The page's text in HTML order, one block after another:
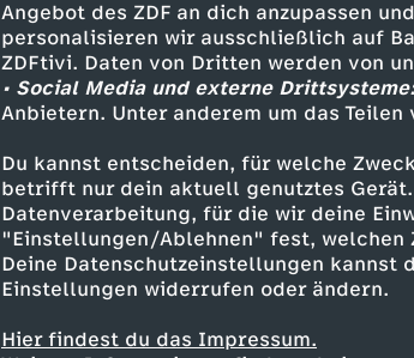
Angebot des ZDF an dich anzupassen
personalisieren wir ausschließlich auf
ZDFtivi. Daten von Dritten werden von
• Social Media und externe Drittsysteme:
Anbietern. Unter anderem um das
Du kannst entscheiden, für welche
betrifft nur dein aktuell genutztes
Datenverarbeitung, für die wir deine
"Einstellungen/Ablehnen" fest, welchen
Deine Datenschutzeinstellungen
Einstellungen widerrufen oder ändern.
Hier findest du das Impressum.
Ähnliche Inhalte
Satire Kommentar lustig